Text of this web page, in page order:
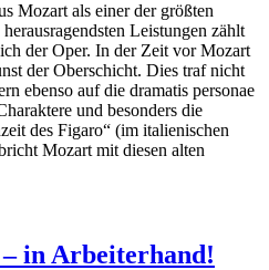
Mozart als einer der größten
Leistungen zählt
der Oper. In der Zeit vor Mozart
der Oberschicht. Dies traf nicht
ebenso auf die dramatis personae
und besonders die
des Figaro“ (im italienischen
Mozart mit diesen alten
in Arbeiterhand!